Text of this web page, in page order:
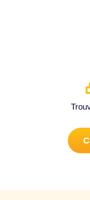
chambre des
l'essentiel des